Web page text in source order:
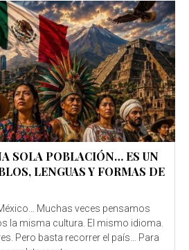
SOLA POBLACIÓN… ES UN
LENGUAS Y FORMAS DE
pensamos
cultura. El mismo idioma.
Para